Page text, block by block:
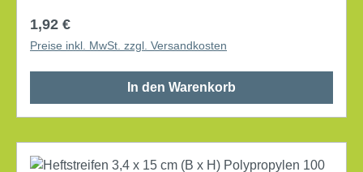
Regulärer Preis:
1,92 €
Preise inkl. MwSt. zzgl. Versandkosten
In den Warenkorb